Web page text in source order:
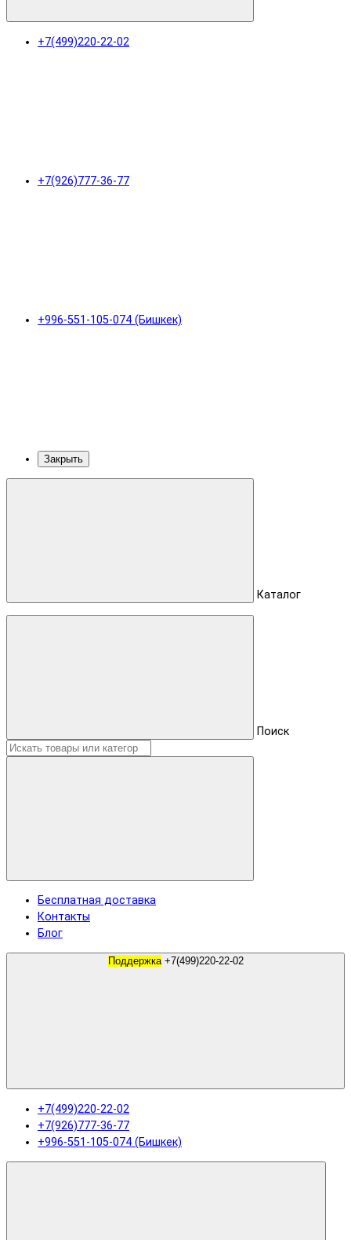
+7(499)220-22-02
+7(926)777-36-77
+996-551-105-074 (Бишкек)
Закрыть
Каталог
Поиск
Бесплатная доставка
Контакты
Блог
Поддержка +7(499)220-22-02
+7(499)220-22-02
+7(926)777-36-77
+996-551-105-074 (Бишкек)